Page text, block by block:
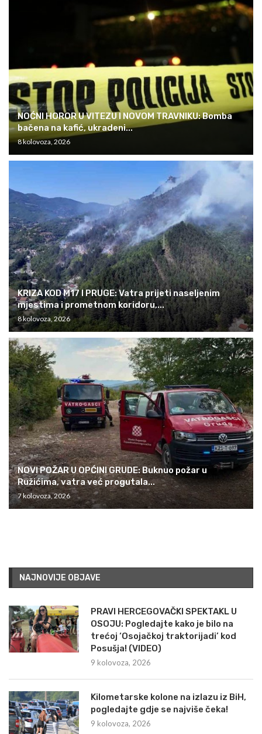
NOĆNI HOROR U VITEZU I NOVOM TRAVNIKU: Bomba
bačena na kafić, ukradeni...
8 kolovoza, 2026
KRIZA KOD M17 I PRUGE: Vatra prijeti naseljenim
mjestima i prometnom koridoru,...
8 kolovoza, 2026
NOVI POŽAR U OPĆINI GRUDE: Buknuo požar u
Ružićima, vatra već progutala...
7 kolovoza, 2026
NAJNOVIJE OBJAVE
PRAVI HERCEGOVAČKI SPEKTAKL U
OSOJU: Pogledajte kako je bilo na
trećoj ‘Osojačkoj traktorijadi’ kod
Posušja! (VIDEO)
9 kolovoza, 2026
Kilometarske kolone na izlazu iz BiH,
pogledajte gdje se najviše čeka!
9 kolovoza, 2026